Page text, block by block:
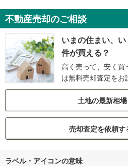
不動産売却のご相談
いまの住まい、
件が買える？
高く売って、安く
は無料売却査定をお
土地の最新相
売却査定を依頼す
ラベル・アイコンの意味